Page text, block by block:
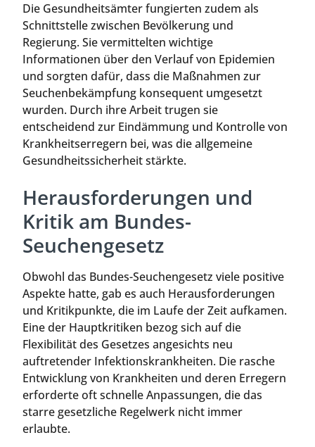
Die Gesundheitsämter fungierten zudem als
Schnittstelle zwischen Bevölkerung und
Regierung. Sie vermittelten wichtige
Informationen über den Verlauf von Epidemien
und sorgten dafür, dass die Maßnahmen zur
Seuchenbekämpfung konsequent umgesetzt
wurden. Durch ihre Arbeit trugen sie
entscheidend zur Eindämmung und Kontrolle von
Krankheitserregern bei, was die allgemeine
Gesundheitssicherheit stärkte.
Herausforderungen und
Kritik am Bundes-
Seuchengesetz
Obwohl das Bundes-Seuchengesetz viele positive
Aspekte hatte, gab es auch Herausforderungen
und Kritikpunkte, die im Laufe der Zeit aufkamen.
Eine der Hauptkritiken bezog sich auf die
Flexibilität des Gesetzes angesichts neu
auftretender Infektionskrankheiten. Die rasche
Entwicklung von Krankheiten und deren Erregern
erforderte oft schnelle Anpassungen, die das
starre gesetzliche Regelwerk nicht immer
erlaubte.